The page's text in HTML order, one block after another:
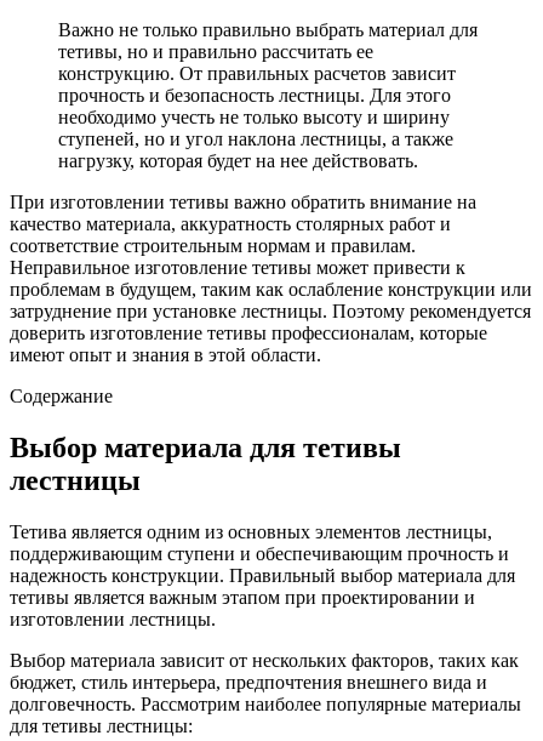
Важно не только правильно выбрать материал для
тетивы, но и правильно рассчитать ее
конструкцию. От правильных расчетов зависит
прочность и безопасность лестницы. Для этого
необходимо учесть не только высоту и ширину
ступеней, но и угол наклона лестницы, а также
нагрузку, которая будет на нее действовать.
При изготовлении тетивы важно обратить внимание на
качество материала, аккуратность столярных работ и
соответствие строительным нормам и правилам.
Неправильное изготовление тетивы может привести к
проблемам в будущем, таким как ослабление конструкции или
затруднение при установке лестницы. Поэтому рекомендуется
доверить изготовление тетивы профессионалам, которые
имеют опыт и знания в этой области.
Содержание
Выбор материала для тетивы
лестницы
Тетива является одним из основных элементов лестницы,
поддерживающим ступени и обеспечивающим прочность и
надежность конструкции. Правильный выбор материала для
тетивы является важным этапом при проектировании и
изготовлении лестницы.
Выбор материала зависит от нескольких факторов, таких как
бюджет, стиль интерьера, предпочтения внешнего вида и
долговечность. Рассмотрим наиболее популярные материалы
для тетивы лестницы: